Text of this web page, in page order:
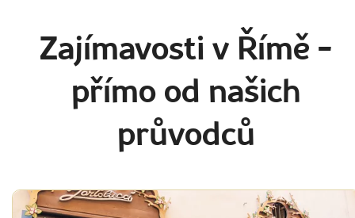
Zajímavosti v Římě -
přímo od našich
průvodců